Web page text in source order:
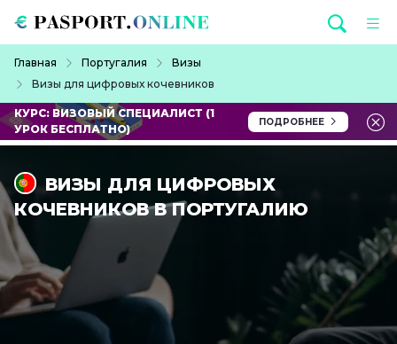
Главная Португалия
Визы
Визы для цифровых кочевников
КУРС: ВИЗОВЫЙ СПЕЦИАЛИСТ (1
УРОК БЕСПЛАТНО)
ПОДРОБНЕЕ
ВИЗЫ ДЛЯ ЦИФРОВЫХ
КОЧЕВНИКОВ В ПОРТУГАЛИЮ